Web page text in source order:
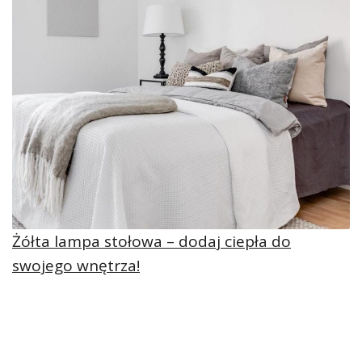
Żółta lampa stołowa – dodaj ciepła do
swojego wnętrza!